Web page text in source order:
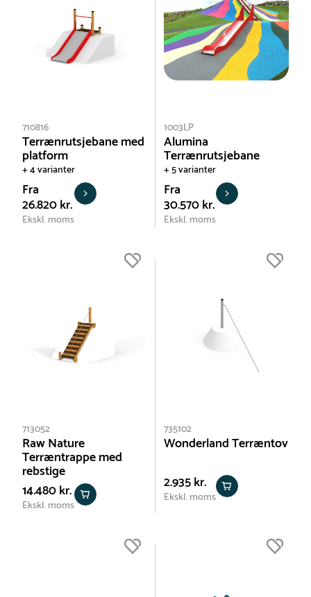
710816
Terrænrutsjebane med
platform
+ 4 varianter
Fra
26.820 kr.
Ekskl. moms
1003LP
Alumina
Terrænrutsjebane
+ 5 varianter
Fra
30.570 kr.
Ekskl. moms
713052
Raw Nature
Terræntrappe med
rebstige
14.480 kr.
Ekskl. moms
735102
Wonderland Terræntov
2.935 kr.
Ekskl. moms